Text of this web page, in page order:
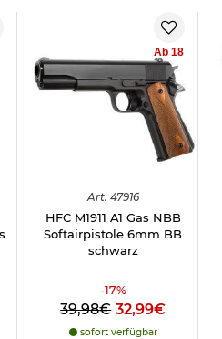
Die Kugeln sollten, laut Hersteller,
Sonneneinstrahlung und Nässe
werden.
Herstellerinformationen
Verantwortliche Person für die EU
Ab 18
Art. 47916
HFC M1911 A1 Gas NBB
Softairpistole 6mm BB
schwarz
-17%
39,98€ 32,99€
sofort verfügbar